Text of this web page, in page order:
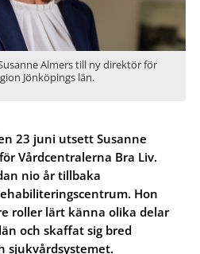
Almers till ny direktör för
Jönköpings län.
23 juni utsett Susanne
Vårdcentralerna Bra Liv.
nio år tillbaka
Hon
roller lärt känna olika delar
och skaffat sig bred
sjukvårdsystemet.